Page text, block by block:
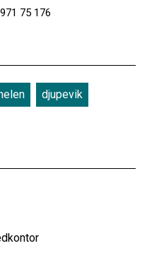
75 176
djupevik